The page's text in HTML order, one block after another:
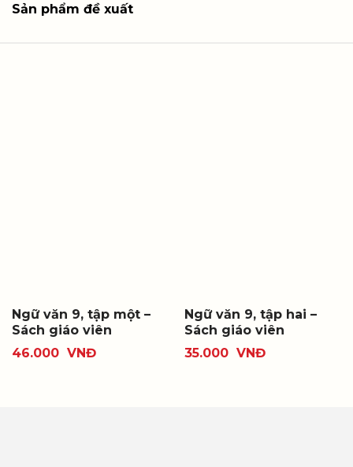
Sản phẩm đề xuất
Ngữ văn 9, tập một –
Sách giáo viên
46.000 VNĐ
Ngữ văn 9, tập hai –
Sách giáo viên
35.000 VNĐ